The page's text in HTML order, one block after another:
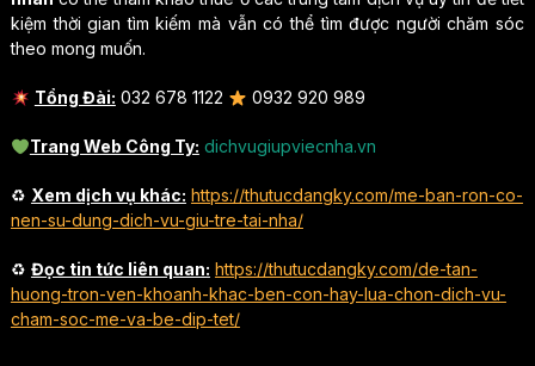
kiệm thời gian tìm kiếm mà vẫn có thể tìm được người chăm sóc
theo mong muốn.
Tổng Đài: 032 678 1122 0932 920 989
Trang Web Công Ty: dichvugiupviecnha.vn
♻ Xem dịch vụ khác: https://thutucdangky.com/me-ban-ron-co-
nen-su-dung-dich-vu-giu-tre-tai-nha/
♻ Đọc tin tức liên quan: https://thutucdangky.com/de-tan-
huong-tron-ven-khoanh-khac-ben-con-hay-lua-chon-dich-vu-
cham-soc-me-va-be-dip-tet/